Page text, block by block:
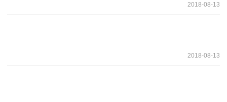
2018-08-13
2018-08-13